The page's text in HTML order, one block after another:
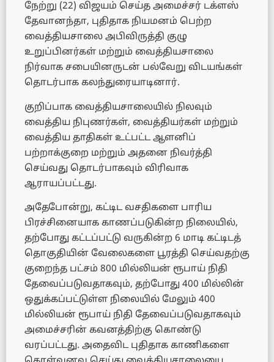
நேற்று (22) விஜயம் செய்த அமைச்சர் டக்ளஸ்
தேவானந்தா, புதிதாக நியமனம் பெற்ற
வைத்தியசாலை அபிவிருத்தி குழு
உறுப்பினர்கள் மற்றும் வைத்தியசாலை
நிர்வாக சபையினருடன் பல்வேறு விடயங்கள்
தொடர்பாக கலந்துரையாடினார்.
குறிப்பாக வைத்தியசாலையில் நிலவும்
வைத்திய நிபுணர்கள், வைத்தியர்கள் மற்றும்
வைத்திய தாதிகள் உட்பட்ட ஆளனிப்
பற்றாக்குறை மற்றும் அதனை நிவர்த்தி
செய்வது தொடர்பாகவும் விரிவாக
ஆராயப்பட்டது.
அதேபோன்று, கட்டிட வசதிகளை பாரிய
பிரச்சினையாக காணப்படுகின்ற நிலையில்,
தற்போது கட்டப்பட்டு வருகின்ற 6 மாடி கட்டிடத்
தொகுதியின் வேலைகளை பூரத்தி செய்வதற்கு
குறைந்த பட்சம் 800 மில்லியன் ரூபாய் நிதி
தேவைப்படுவதாகவும், தற்போது 400 மில்லின்
ஒதுக்கப்பட்டுள்ள நிலையில் மேலும் 400
மில்லியன் ரூபாய் நிதி தேவைப்படுவதாகவும்
அமைச்சரின் கவனத்திற்கு கொண்டு
வரப்பட்டது. அதைவிட புதிதாக காணிகளை